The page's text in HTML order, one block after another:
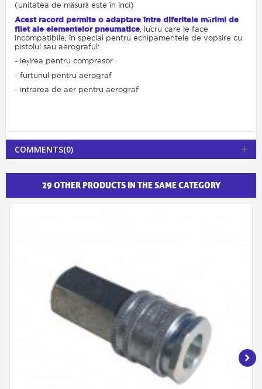
(unitatea de măsură este în inci)
Acest racord permite o adaptare între diferitele mărimi de
filet ale elementelor pneumatice, lucru care le face
incompatibile, în special pentru echipamentele de vopsire cu
pistolul sau aerograful:
- ieșirea pentru compresor
- furtunul pentru aerograf
- intrarea de aer pentru aerograf
COMMENTS(0)
29 OTHER PRODUCTS IN THE SAME CATEGORY